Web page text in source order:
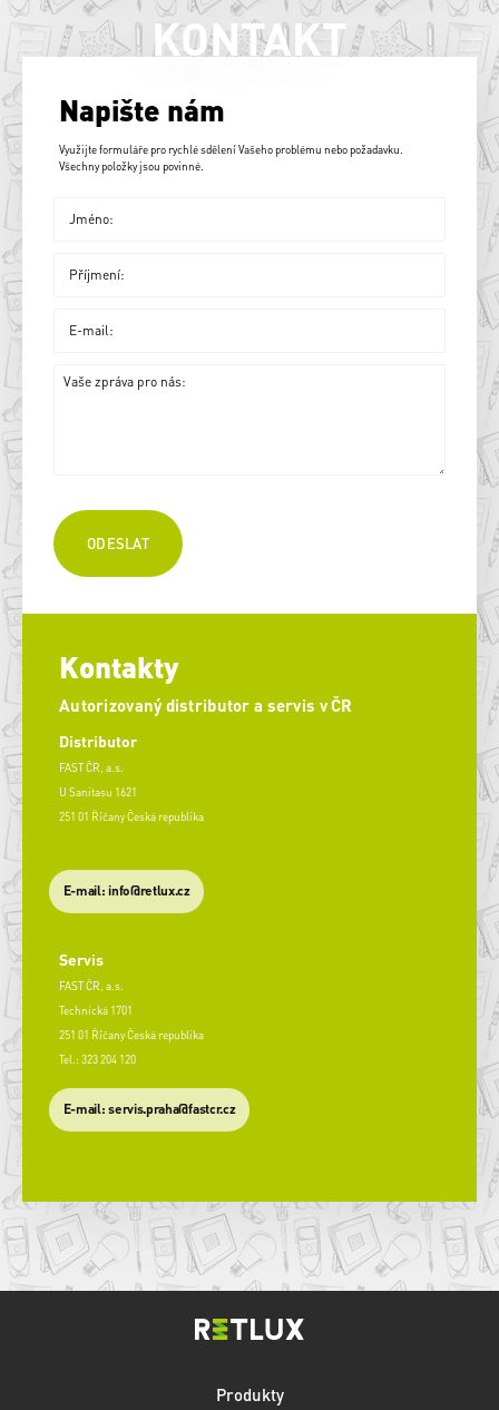
KONTAKT
Napište nám
Využijte formuláře pro rychlé sdělení Vašeho problému nebo požadavku.
Všechny položky jsou povinné.
Kontakty
Autorizovaný distributor a servis v ČR
Distributor
FAST ČR, a.s.
U Sanitasu 1621
251 01 Říčany Česká republika
E-mail: info@retlux.cz
Servis
FAST ČR, a.s.
Technická 1701
251 01 Říčany Česká republika
Tel.: 323 204 120
​E-mail: servis.praha@fastcr.cz
Produkty